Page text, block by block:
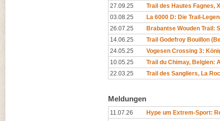
27.09.25
Trail des Hautes Fagnes,
03.08.25
La 6000 D: Die Trail-
26.07.25
Brabantse Wouden Trail:
14.06.25
Trail Godefroy Bouillon
24.05.25
Vogesen Crossing 3:
10.05.25
Trail du Chimay, Belgien:
22.03.25
Trail des Sangliers, La
Meldungen
11.07.26
Hype um Extrem-Sport: